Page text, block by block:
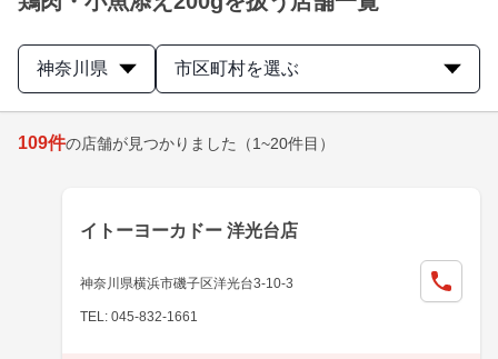
神奈川県 市区町村を選ぶ
109件の店舗が見つかりました （1~20件目）
イトーヨーカドー 洋光台店
神奈川県横浜市磯子区洋光台3-10-3
TEL: 045-832-1661